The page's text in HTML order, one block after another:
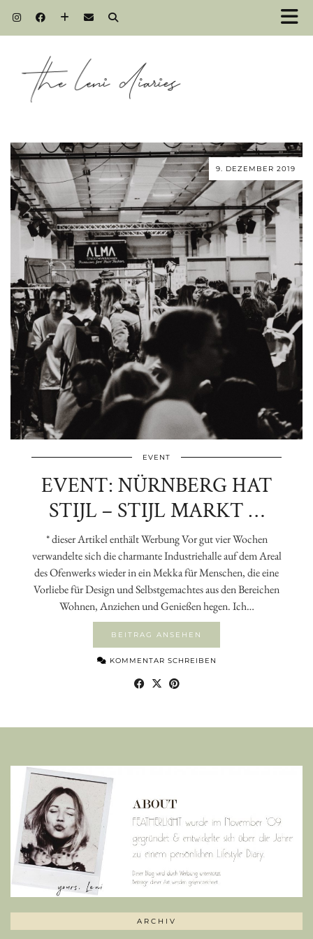
9. DEZEMBER 2019
EVENT
EVENT: NÜRNBERG HAT
STIJL – STIJL MARKT …
* dieser Artikel enthält Werbung Vor gut vier Wochen
verwandelte sich die charmante Industriehalle auf dem Areal
des Ofenwerks wieder in ein Mekka für Menschen, die eine
Vorliebe für Design und Selbstgemachtes aus den Bereichen
Wohnen, Anziehen und Genießen hegen. Ich…
BEITRAG ANSEHEN
KOMMENTAR SCHREIBEN
ARCHIV